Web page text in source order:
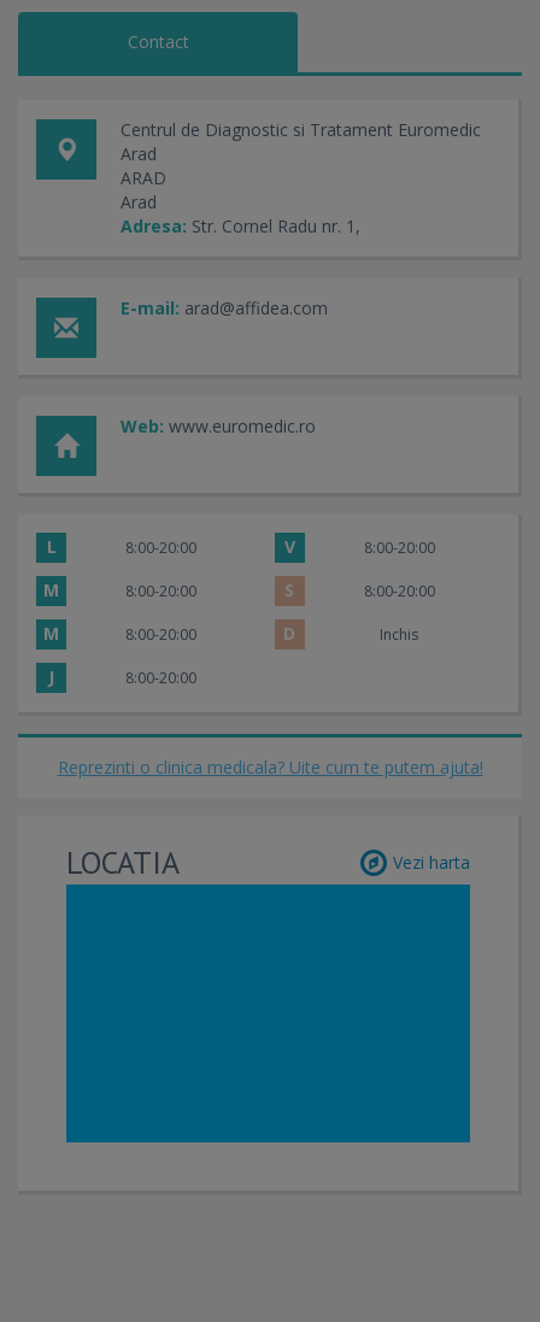
Contact
Centrul de Diagnostic si Tratament Euromedic
Arad
ARAD
Arad
Adresa: Str. Cornel Radu nr. 1,
E-mail: arad@affidea.com
Web: www.euromedic.ro
L 8:00-20:00 V 8:00-20:00
M 8:00-20:00 S 8:00-20:00
M 8:00-20:00 D Inchis
J 8:00-20:00
Reprezinti o clinica medicala? Uite cum te putem ajuta!
LOCATIA Vezi harta